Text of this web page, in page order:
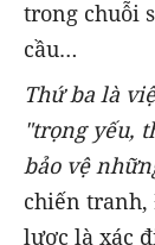
trong chuỗi
cầu…
Thứ ba là
"trọng yếu,
bảo vệ
chiến tranh,
lược là xác